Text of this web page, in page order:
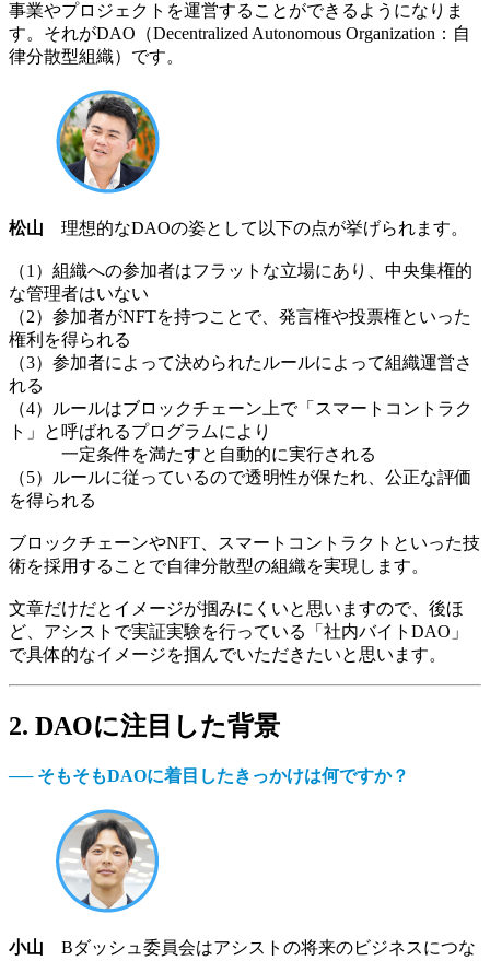
事業やプロジェクトを運営することができるようになりま
す。それがDAO（Decentralized Autonomous Organization：自
律分散型組織）です。
松山 理想的なDAOの姿として以下の点が挙げられます。
（1）組織への参加者はフラットな立場にあり、中央集権的
な管理者はいない
（2）参加者がNFTを持つことで、発言権や投票権といった
権利を得られる
（3）参加者によって決められたルールによって組織運営さ
れる
（4）ルールはブロックチェーン上で「スマートコントラク
ト」と呼ばれるプログラムにより
一定条件を満たすと自動的に実行される
（5）ルールに従っているので透明性が保たれ、公正な評価
を得られる
ブロックチェーンやNFT、スマートコントラクトといった技
術を採用することで自律分散型の組織を実現します。
文章だけだとイメージが掴みにくいと思いますので、後ほ
ど、アシストで実証実験を行っている「社内バイトDAO」
で具体的なイメージを掴んでいただきたいと思います。
2. DAOに注目した背景
── そもそもDAOに着目したきっかけは何ですか？
小山 Bダッシュ委員会はアシストの将来のビジネスにつな